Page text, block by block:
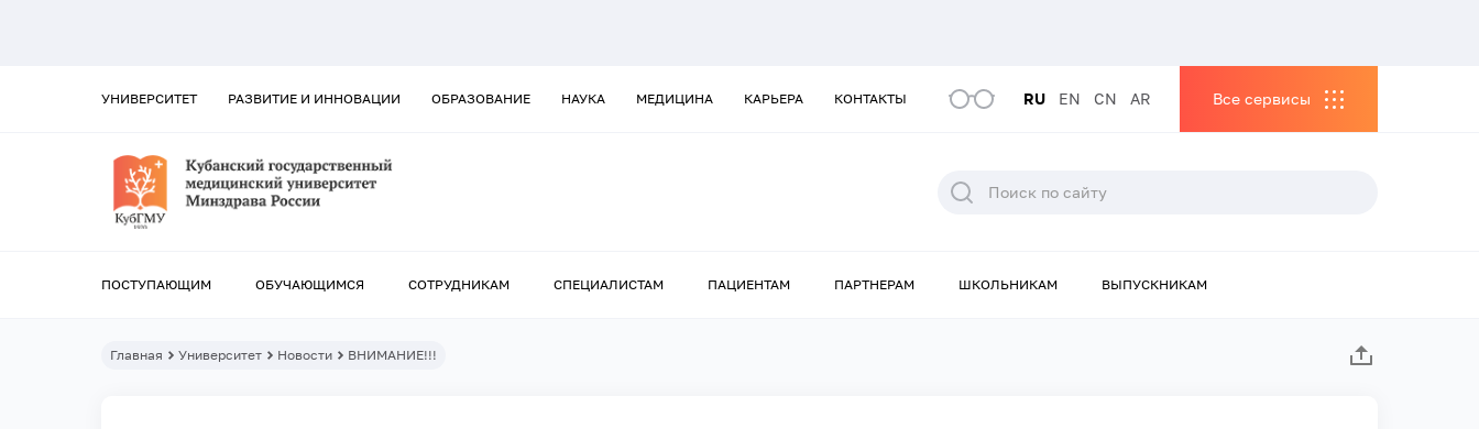
УНИВЕРСИТЕТ РАЗВИТИЕ И ИННОВАЦИИ ОБРАЗОВАНИЕ НАУКА МЕДИЦИНА КАРЬЕРА КОНТАКТЫ RU EN CN AR Все сервисы
ПОСТУПАЮЩИМ ОБУЧАЮЩИМСЯ СОТРУДНИКАМ СПЕЦИАЛИСТАМ ПАЦИЕНТАМ ПАРТНЕРАМ ШКОЛЬНИКАМ ВЫПУСКНИКАМ
Главная Университет Новости ВНИМАНИЕ!!!